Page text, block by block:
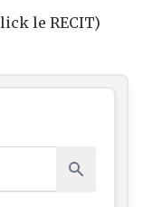
le RECIT)
Rechercher